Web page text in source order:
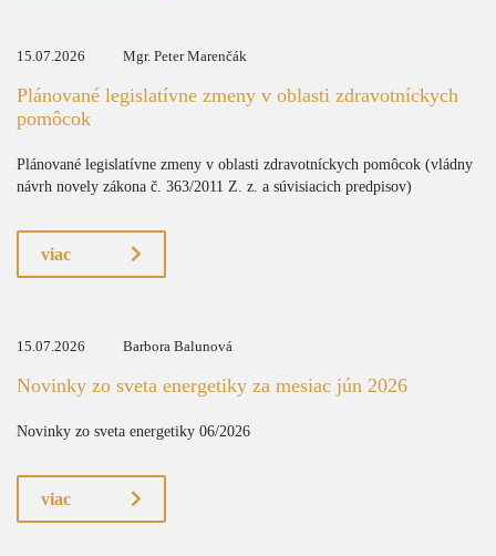
15.07.2026 Mgr. Peter Marenčák
Plánované legislatívne zmeny v oblasti zdravotníckych
pomôcok
Plánované legislatívne zmeny v oblasti zdravotníckych pomôcok (vládny
návrh novely zákona č. 363/2011 Z. z. a súvisiacich predpisov)
viac
15.07.2026 Barbora Balunová
Novinky zo sveta energetiky za mesiac jún 2026
Novinky zo sveta energetiky 06/2026
viac